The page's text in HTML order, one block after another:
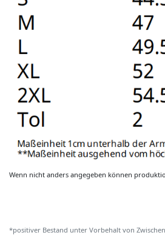
Wenn nicht anders angegeben können
*positiver Bestand unter Vorbehalt von